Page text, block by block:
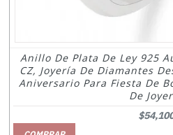
Anillo De Plata De Ley 925
CZ, Joyería De Diamantes
Aniversario Para Fiesta De
De